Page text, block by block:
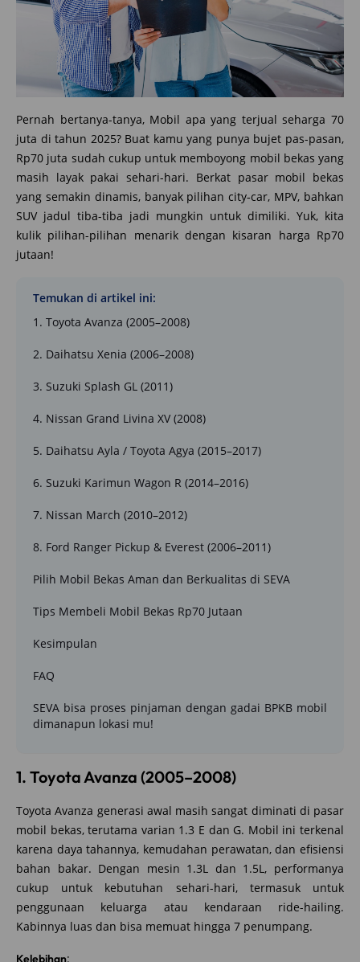
Pernah bertanya-tanya, Mobil apa yang terjual seharga 70
juta di tahun 2025? Buat kamu yang punya bujet pas-pasan,
Rp70 juta sudah cukup untuk memboyong mobil bekas yang
masih layak pakai sehari-hari. Berkat pasar mobil bekas
yang semakin dinamis, banyak pilihan city‑car, MPV, bahkan
SUV jadul tiba-tiba jadi mungkin untuk dimiliki. Yuk, kita
kulik pilihan-pilihan menarik dengan kisaran harga Rp70
jutaan!
Temukan di artikel ini:
1. Toyota Avanza (2005–2008)
2. Daihatsu Xenia (2006–2008)
3. Suzuki Splash GL (2011)
4. Nissan Grand Livina XV (2008)
5. Daihatsu Ayla / Toyota Agya (2015–2017)
6. Suzuki Karimun Wagon R (2014–2016)
7. Nissan March (2010–2012)
8. Ford Ranger Pickup & Everest (2006–2011)
Pilih Mobil Bekas Aman dan Berkualitas di SEVA
Tips Membeli Mobil Bekas Rp70 Jutaan
Kesimpulan
FAQ
SEVA bisa proses pinjaman dengan gadai BPKB mobil
dimanapun lokasi mu!
1. Toyota Avanza (2005–2008)
Toyota Avanza generasi awal masih sangat diminati di pasar
mobil bekas, terutama varian 1.3 E dan G. Mobil ini terkenal
karena daya tahannya, kemudahan perawatan, dan efisiensi
bahan bakar. Dengan mesin 1.3L dan 1.5L, performanya
cukup untuk kebutuhan sehari-hari, termasuk untuk
penggunaan keluarga atau kendaraan ride-hailing.
Kabinnya luas dan bisa memuat hingga 7 penumpang.
Kelebihan: